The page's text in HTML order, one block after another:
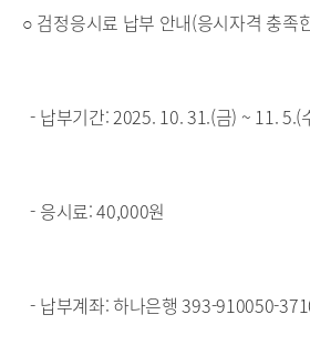
○ 검정응시료 납부 안내(응시자격 충족
- 납부기간: 2025. 10. 31.(금) ~ 11. 5.(
- 응시료: 40,000원
- 납부계좌: 하나은행 393-910050-